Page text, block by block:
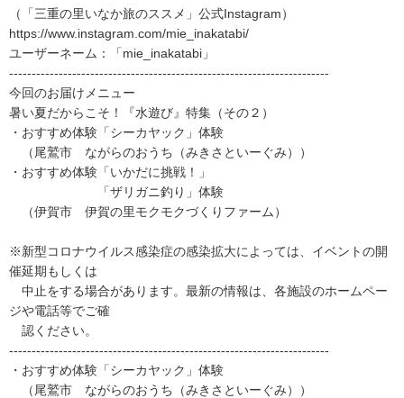
（「三重の里いなか旅のススメ」公式Instagram）
https://www.instagram.com/mie_inakatabi/
ユーザーネーム：「mie_inakatabi」
-----------------------------------------------------------------------
今回のお届けメニュー
暑い夏だからこそ！『水遊び』特集（その２）
・おすすめ体験「シーカヤック」体験
（尾鷲市 ながらのおうち（みきさといーぐみ））
・おすすめ体験「いかだに挑戦！」
「ザリガニ釣り」体験
（伊賀市 伊賀の里モクモクづくりファーム）
※新型コロナウイルス感染症の感染拡大によっては、イベントの開
催延期もしくは
中止をする場合があります。最新の情報は、各施設のホームペー
ジや電話等でご確
認ください。
-----------------------------------------------------------------------
・おすすめ体験「シーカヤック」体験
（尾鷲市 ながらのおうち（みきさといーぐみ））